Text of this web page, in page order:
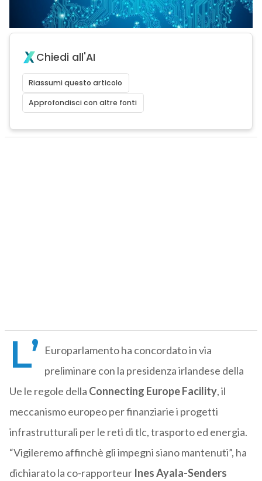
Chiedi all'AI
Riassumi questo articolo
Approfondisci con altre fonti
L’ Europarlamento ha concordato in via
preliminare con la presidenza irlandese della
Ue le regole della Connecting Europe Facility, il
meccanismo europeo per finanziarie i progetti
infrastrutturali per le reti di tlc, trasporto ed energia.
“Vigileremo affinchè gli impegni siano mantenuti”, ha
dichiarato la co-rapporteur Ines Ayala-Senders